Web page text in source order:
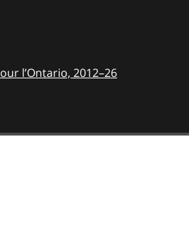
l’Ontario, 2012–26